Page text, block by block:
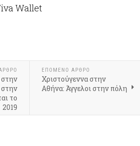
Wallet
το
2019
ΕΠΌΜΕΝΟ ΆΡΘΡΟ
Χριστούγεννα στην
Αθήνα: Άγγελοι στην πόλη